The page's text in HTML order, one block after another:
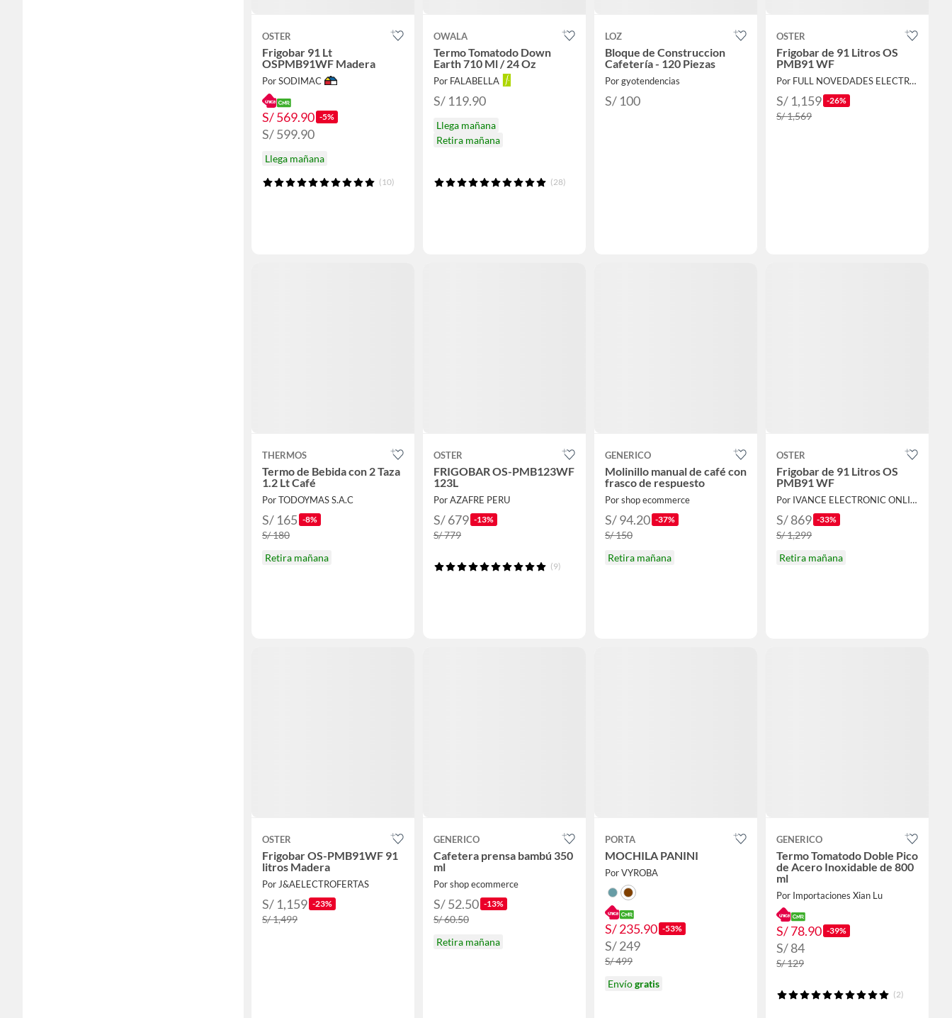
OSTER
Frigobar 91 Lt
OSPMB91WF Madera
Por SODIMAC
S/ 569.90 -5%
S/ 599.90
Llega mañana
(10)
OWALA
Termo Tomatodo Down
Earth 710 Ml / 24 Oz
Por FALABELLA
S/ 119.90
Llega mañana
Retira mañana
(28)
LOZ
Bloque de Construccion
Cafetería - 120 Piezas
Por gyotendencias
S/ 100
OSTER
Frigobar de 91 Litros OS
PMB91 WF
Por FULL NOVEDADES ELECTROHOGAR E.I.R.L.
S/ 1,159 -26%
S/ 1,569
THERMOS
Termo de Bebida con 2 Taza
1.2 Lt Café
Por TODOYMAS S.A.C
S/ 165 -8%
S/ 180
Retira mañana
OSTER
FRIGOBAR OS-PMB123WF
123L
Por AZAFRE PERU
S/ 679 -13%
S/ 779
(9)
GENERICO
Molinillo manual de café con
frasco de respuesto
Por shop ecommerce
S/ 94.20 -37%
S/ 150
Retira mañana
OSTER
Frigobar de 91 Litros OS
PMB91 WF
Por IVANCE ELECTRONIC ONLINE
S/ 869 -33%
S/ 1,299
Retira mañana
OSTER
Frigobar OS-PMB91WF 91
litros Madera
Por J&AELECTROFERTAS
S/ 1,159 -23%
S/ 1,499
GENERICO
Cafetera prensa bambú 350
ml
Por shop ecommerce
S/ 52.50 -13%
S/ 60.50
Retira mañana
PORTA
MOCHILA PANINI
Por VYROBA
S/ 235.90 -53%
S/ 249
S/ 499
Envíogratis
GENERICO
Termo Tomatodo Doble Pico
de Acero Inoxidable de 800
ml
Por Importaciones Xian Lu
S/ 78.90 -39%
S/ 84
S/ 129
(2)